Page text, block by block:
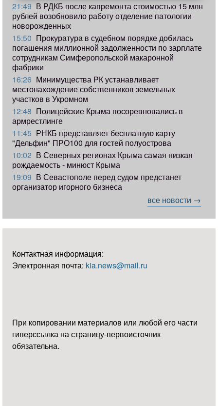
21:49 В РДКБ после капремонта стоимостью 15 млн
рублей возобновило работу отделение патологии
новорожденных
15:50 Прокуратура в судебном порядке добилась
погашения миллионной задолженности по зарплате
сотрудникам Симферопольской макаронной
фабрики
16:26 Минимущества РК устанавливает
местонахождение собственников земельных
участков в Укромном
12:48 Полицейские Крыма посоревновались в
армрестлинге
11:45 РНКБ представляет бесплатную карту
"Дельфин" ПРО100 для гостей полуострова
10:02 В Северных регионах Крыма самая низкая
рождаемость - минюст Крыма
19:09 В Севастополе перед судом предстанет
организатор игорного бизнеса
все новости →
Контактная информация:
Электронная почта: kia.news@mail.ru
При копировании материалов или любой его части
гиперссылка на страницу-первоисточник
обязательна.